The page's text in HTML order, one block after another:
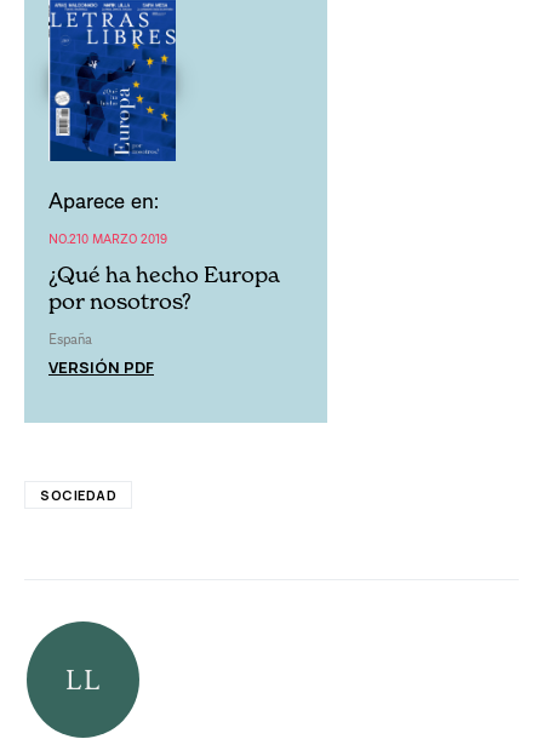
Aparece en:
NO.210 MARZO 2019
¿Qué ha hecho Europa
por nosotros?
España
VERSIÓN PDF
SOCIEDAD